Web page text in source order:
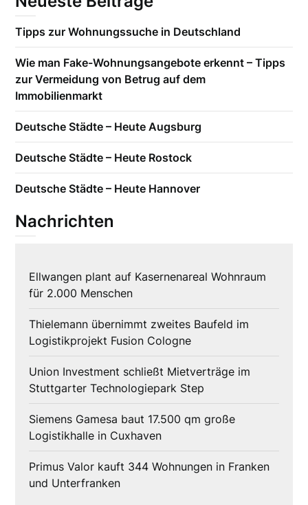
Tipps zur Wohnungssuche in Deutschland
Wie man Fake-Wohnungsangebote erkennt – Tipps
zur Vermeidung von Betrug auf dem
Immobilienmarkt
Deutsche Städte – Heute Augsburg
Deutsche Städte – Heute Rostock
Deutsche Städte – Heute Hannover
Nachrichten
Ellwangen plant auf Kasernenareal Wohnraum
für 2.000 Menschen
Thielemann übernimmt zweites Baufeld im
Logistikprojekt Fusion Cologne
Union Investment schließt Mietverträge im
Stuttgarter Technologiepark Step
Siemens Gamesa baut 17.500 qm große
Logistikhalle in Cuxhaven
Primus Valor kauft 344 Wohnungen in Franken
und Unterfranken